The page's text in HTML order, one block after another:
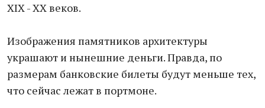
ХIX - XX веков.
Изображения памятников архитектуры
украшают и нынешние деньги. Правда, по
размерам банковские билеты будут меньше тех,
что сейчас лежат в портмоне.